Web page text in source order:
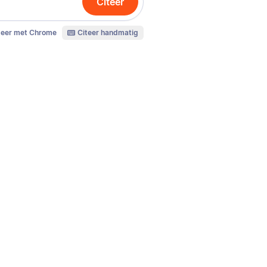
met Chrome Citeer handmatig